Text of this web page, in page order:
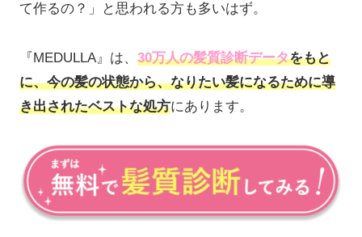
て作るの？」と思われる方も多いはず。
『MEDULLA』は、 30万人の髪質診断データをもと
に、今の髪の状態から、なりたい髪になるために導
き出されたベストな処方にあります。